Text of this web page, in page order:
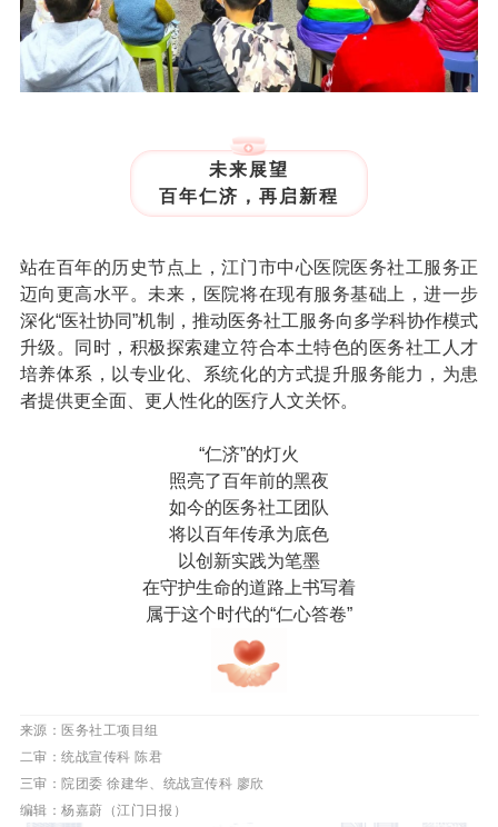
未来展望
百年仁济，再启新程
站在百年的历史节点上，江门市中心医院医务社工服务正
迈向更高水平。未来，医院将在现有服务基础上，进一步
深化“医社协同”机制，推动医务社工服务向多学科协作模式
升级。同时，积极探索建立符合本土特色的医务社工人才
培养体系，以专业化、系统化的方式提升服务能力，为患
者提供更全面、更人性化的医疗人文关怀。
“仁济”的灯火
照亮了百年前的黑夜
如今的医务社工团队
将以百年传承为底色
以创新实践为笔墨
在守护生命的道路上书写着
属于这个时代的“仁心答卷”
来源：医务社工项目组
二审：统战宣传科 陈君
三审：院团委 徐建华、统战宣传科 廖欣
编辑：杨嘉蔚（江门日报）